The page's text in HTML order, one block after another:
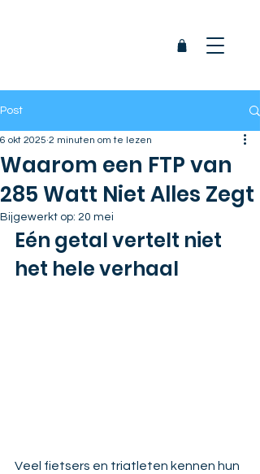
Post
Waarom een FTP van
285 Watt Niet Alles Zegt
6 okt 2025 2 minuten om te lezen
Bijgewerkt op: 20 mei
Eén getal vertelt niet
het hele verhaal
Veel fietsers en triatleten kennen hun